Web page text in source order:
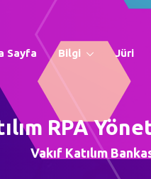
Sayfa Bilgi Jüri
RPA
Vakıf Katılım